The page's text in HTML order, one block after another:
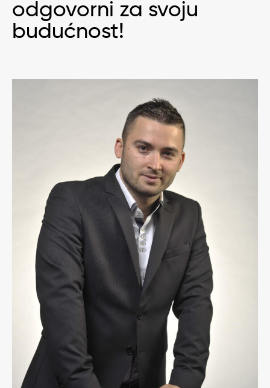
odgovorni za svoju
budućnost!